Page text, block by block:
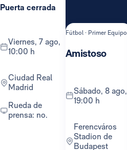
Puerta cerrada
viernes, 7 ago,
10:00 h
Ciudad Real
Madrid
Rueda de
prensa: no.
Fútbol · Primer Equipo
Amistoso
sábado, 8 ago,
19:00 h
Ferencváros
Stadion de
Budapest